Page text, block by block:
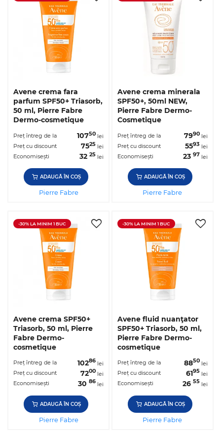
Avene crema fara
parfum SPF50+ Triasorb,
50 ml, Pierre Fabre
Dermo-cosmetique
Preț întreg de la 10750 lei
Preț cu discount
7525 lei
Economisești
3225 lei
ADAUGĂ ÎN COȘ
Pierre Fabre
Avene crema minerala
SPF50+, 50ml NEW,
Pierre Fabre Dermo-
Cosmetique
Preț întreg de la 7990 lei
Preț cu discount
5593 lei
Economisești
23 97 lei
ADAUGĂ ÎN COȘ
Pierre Fabre
-30% LA MINIM 1 BUC
Avene crema SPF50+
Triasorb, 50 ml, Pierre
Fabre Dermo-
cosmetique
Preț întreg de la 10286 lei
Preț cu discount
7200 lei
Economisești
3086 lei
ADAUGĂ ÎN COȘ
Pierre Fabre
-30% LA MINIM 1 BUC
Avene fluid nuanţator
SPF50+ Triasorb, 50 ml,
Pierre Fabre Dermo-
cosmetique
Preț întreg de la 8850 lei
Preț cu discount
6195 lei
Economisești
26 55 lei
ADAUGĂ ÎN COȘ
Pierre Fabre